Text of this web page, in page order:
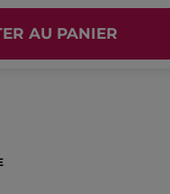
AU PANIER